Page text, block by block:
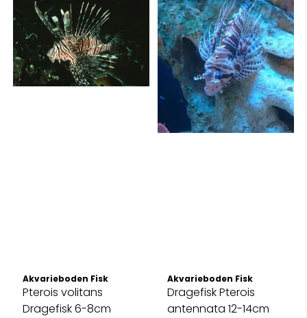
Akvarieboden Fisk
Pterois volitans
Dragefisk 6-8cm
Akvarieboden Fisk
Dragefisk Pterois
antennata 12-14cm